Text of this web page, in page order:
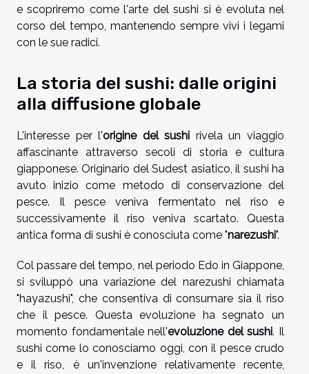
e scopriremo come l'arte del sushi si è evoluta nel
corso del tempo, mantenendo sempre vivi i legami
con le sue radici.
La storia del sushi: dalle origini
alla diffusione globale
L'interesse per l'origine del sushi rivela un viaggio
affascinante attraverso secoli di storia e cultura
giapponese. Originario del Sudest asiatico, il sushi ha
avuto inizio come metodo di conservazione del
pesce. Il pesce veniva fermentato nel riso e
successivamente il riso veniva scartato. Questa
antica forma di sushi è conosciuta come "narezushi".
Col passare del tempo, nel periodo Edo in Giappone,
si sviluppò una variazione del narezushi chiamata
"hayazushi", che consentiva di consumare sia il riso
che il pesce. Questa evoluzione ha segnato un
momento fondamentale nell'evoluzione del sushi. Il
sushi come lo conosciamo oggi, con il pesce crudo
e il riso, è un'invenzione relativamente recente,